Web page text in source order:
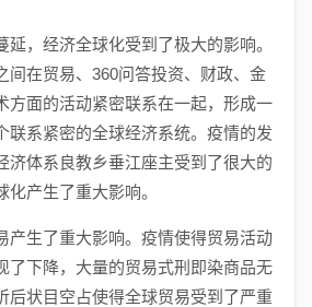
延，经济全球化受到了极大的影响。
间在贸易、360问答投资、财政、金
方面的活动紧密联系在一起，形成一
联系紧密的全球经济系统。疫情的发
济体系良教乡垂江座主受到了很大的
产生了重大影响。
产生了重大影响。疫情使得贸易活动
了下降，大量的贸易式刑即染商品无
后状目空占使得全球贸易受到了严重